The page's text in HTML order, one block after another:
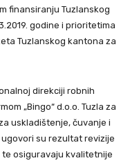
finansiranju Tuzlanskog
godine i prioritetima
Tuzlanskog kantona za
direkciji robnih
„Bingo“ d.o.o. Tuzla za
uskladištenje, čuvanje i
su rezultat revizije
osiguravaju kvalitetnije